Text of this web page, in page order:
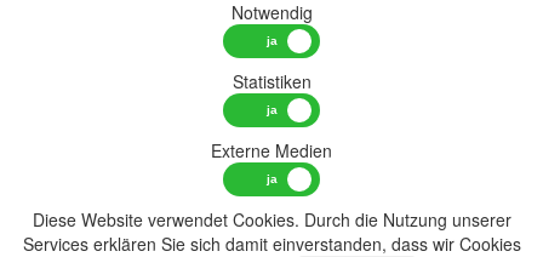
Notwendig
Statistiken
Externe Medien
Diese Website verwendet Cookies. Durch die Nutzung unserer
Services erklären Sie sich damit einverstanden, dass wir Cookies